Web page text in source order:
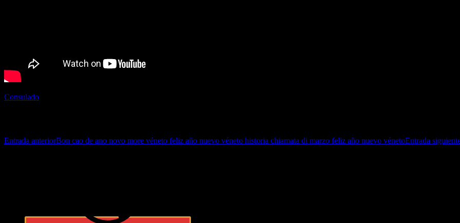
Consulado
Entrada anteriorBon cao de ano novo more véneto feliz año nuevo véneto historia chiamata di marzo feliz año nuevo vénetoEntrada